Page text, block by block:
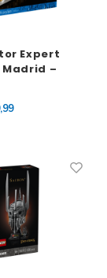
Expert
Madrid –